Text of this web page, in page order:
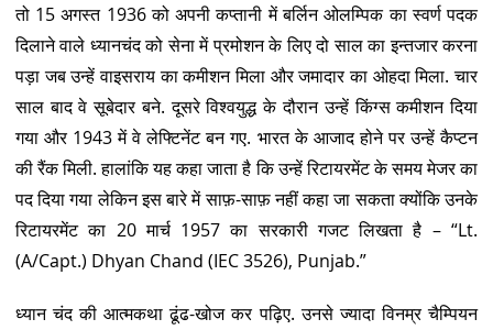
तो 15 अगस्त 1936 को अपनी कप्तानी में बर्लिन ओलम्पिक का स्वर्ण पदक
दिलाने वाले ध्यानचंद को सेना में प्रमोशन के लिए दो साल का इन्तजार करना
पड़ा जब उन्हें वाइसराय का कमीशन मिला और जमादार का ओहदा मिला. चार
साल बाद वे सूबेदार बने. दूसरे विश्वयुद्ध के दौरान उन्हें किंग्स कमीशन दिया
गया और 1943 में वे लेफ्टिनेंट बन गए. भारत के आजाद होने पर उन्हें कैप्टन
की रैंक मिली. हालांकि यह कहा जाता है कि उन्हें रिटायरमेंट के समय मेजर का
पद दिया गया लेकिन इस बारे में साफ़-साफ़ नहीं कहा जा सकता क्योंकि उनके
रिटायरमेंट का 20 मार्च 1957 का सरकारी गजट लिखता है – “Lt.
(A/Capt.) Dhyan Chand (IEC 3526), Punjab.”
ध्यान चंद की आत्मकथा ढूंढ-खोज कर पढ़िए. उनसे ज्यादा विनम्र चैम्पियन